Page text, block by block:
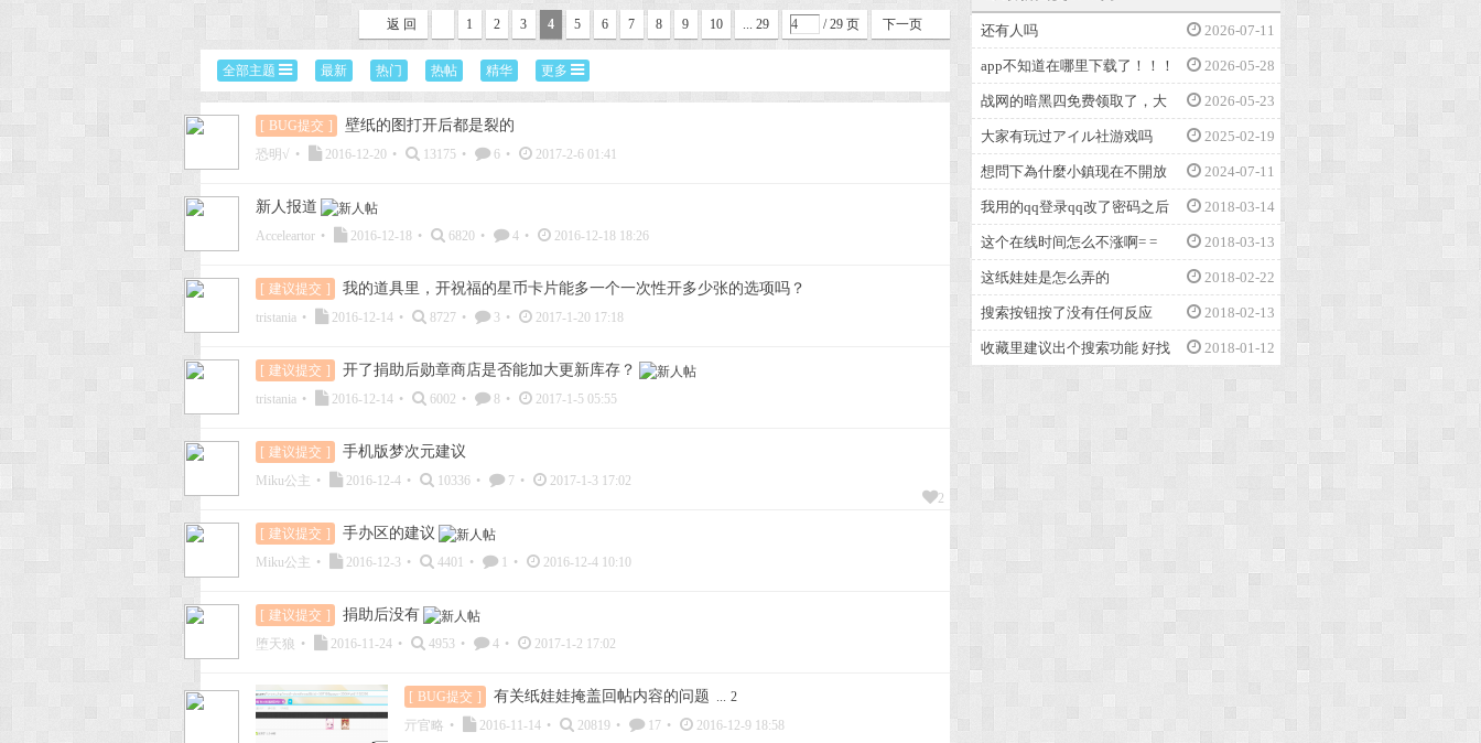
元
1 2 3 4 5 6 7 8 9 10 ... 29 / 29 页 下一页
返 回
全部主题 最新 热门 热帖 精华 更多
[ BUG提交 ] 壁纸的图打开后都是裂的
恐明√ • 2016-12-20 • 13175 • 6 • 2017-2-6 01:41
新人报道
Acceleartor • 2016-12-18 • 6820 • 4 • 2016-12-18 18:26
[ 建议提交 ] 我的道具里，开祝福的星币卡片能多一个一次性开多少张的选项吗？
tristania • 2016-12-14 • 8727 • 3 • 2017-1-20 17:18
[ 建议提交 ] 开了捐助后勋章商店是否能加大更新库存？
tristania • 2016-12-14 • 6002 • 8 • 2017-1-5 05:55
[ 建议提交 ] 手机版梦次元建议
Miku公主 • 2016-12-4 • 10336 • 7 •
2017-1-3 17:02
2
[ 建议提交 ] 手办区的建议
Miku公主 • 2016-12-3 • 4401 • 1 • 2016-12-4 10:10
[ 建议提交 ] 捐助后没有
堕天狼 • 2016-11-24 • 4953 • 4 • 2017-1-2 17:02
[ BUG提交 ] 有关纸娃娃掩盖回帖内容的问题 ... 2
亓官略 • 2016-11-14 • 20819 • 17 • 2016-12-9 18:58
还有人吗 2026-07-11
app不知道在哪里下载了！！！ 2026-05-28
战网的暗黑四免费领取了，大 2026-05-23
大家有玩过アイル社游戏吗 2025-02-19
想問下為什麼小鎮现在不開放 2024-07-11
我用的qq登录qq改了密码之后 2018-03-14
这个在线时间怎么不涨啊= = 2018-03-13
这纸娃娃是怎么弄的 2018-02-22
搜索按钮按了没有任何反应 2018-02-13
收藏里建议出个搜索功能 好找 2018-01-12